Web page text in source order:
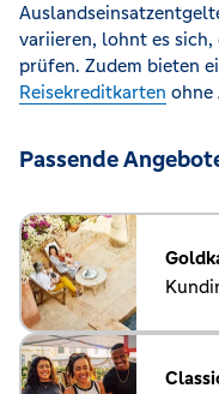
variieren, lohnt es
prüfen. Zudem bieten
Reisekreditkarten ohne
Passende